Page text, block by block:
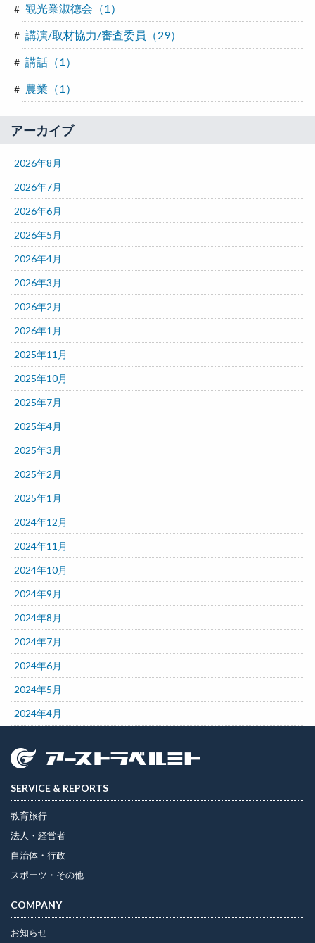
観光業淑徳会（1）
講演/取材協力/審査委員（29）
講話（1）
農業（1）
アーカイブ
2026年8月
2026年7月
2026年6月
2026年5月
2026年4月
2026年3月
2026年2月
2026年1月
2025年11月
2025年10月
2025年7月
2025年4月
2025年3月
2025年2月
2025年1月
2024年12月
2024年11月
2024年10月
2024年9月
2024年8月
2024年7月
2024年6月
2024年5月
2024年4月
SERVICE & REPORTS
教育旅行
法人・経営者
自治体・行政
スポーツ・その他
COMPANY
お知らせ